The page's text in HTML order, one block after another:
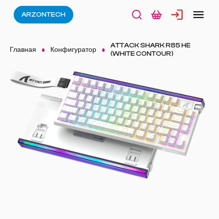
ARZONTECH
Главная Конфигуратор
ATTACK SHARK R85 HE
(WHITE CONTOUR)